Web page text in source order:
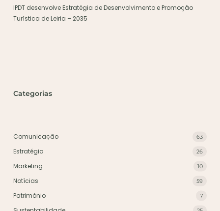
IPDT desenvolve Estratégia de Desenvolvimento e Promoção
Turística de Leiria – 2035
Categorias
Comunicação 63
Estratégia 26
Marketing 10
Notícias 59
Património 7